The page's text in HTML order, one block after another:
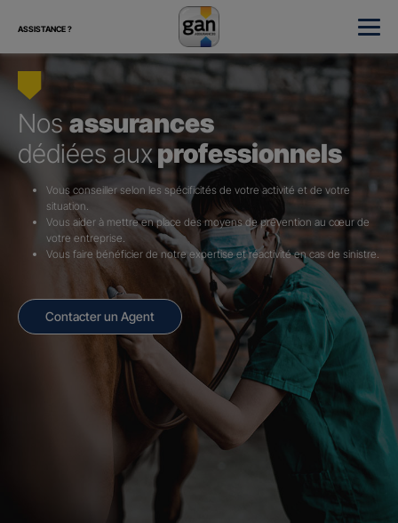
ASSISTANCE ?
Nosassurances
dédiées aux professionnels
Vous conseiller selon les spécificités de votre activité et de votre
situation.
Vous aider à mettre en place des moyens de prévention au cœur de
votre entreprise.
Vous faire bénéficier de notre expertise et réactivité en cas de sinistre.
Contacter un Agent